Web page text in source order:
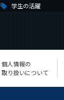
学生の活躍
個人情報の
取り扱いについて